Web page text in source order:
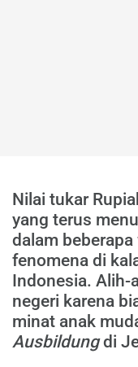
Nilai tukar
yang terus
dalam
fenomena di
Indonesia. Alih-
negeri karena
minat anak
Ausbildungdi